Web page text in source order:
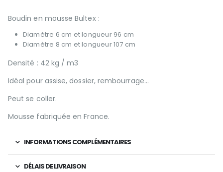
Boudin en mousse Bultex :
Diamètre 6 cm et longueur 96 cm
Diamètre 8 cm et longueur 107 cm
Densité : 42 kg / m3
Idéal pour assise, dossier, rembourrage…
Peut se coller.
Mousse fabriquée en France.
INFORMATIONS COMPLÉMENTAIRES
DÉLAIS DE LIVRAISON